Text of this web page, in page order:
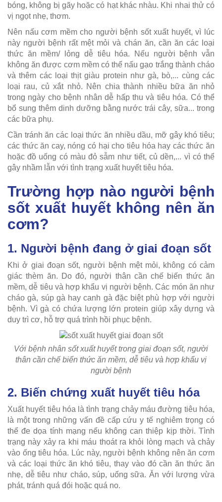
bóng, không bị gãy hoặc có hạt khác nhàu. Khi nhai thử có
vị ngọt nhẹ, thơm.
Nên nấu cơm mềm cho người bệnh sốt xuất huyết, vì lúc
này người bệnh rất mệt mỏi và chán ăn, cần ăn các loại
thức ăn mềm/ lỏng dễ tiêu hóa. Nếu người bệnh vẫn
không ăn được cơm mềm có thể nấu gạo trắng thành cháo
và thêm các loại thịt giàu protein như gà, bò,... cùng các
loại rau, củ xắt nhỏ. Nên chia thành nhiều bữa ăn nhỏ
trong ngày cho bệnh nhân dễ hấp thu và tiêu hóa. Có thể
bổ sung thêm dinh dưỡng bằng nước trái cây, sữa... trong
các bữa phụ.
Cần tránh ăn các loại thức ăn nhiều dầu, mỡ gây khó tiêu;
các thức ăn cay, nóng có hại cho tiêu hóa hay các thức ăn
hoặc đồ uống có màu đỏ sẫm như tiết, củ dền,... vì có thể
gây nhầm lẫn với tình trạng xuất huyết tiêu hóa.
Trường hợp nào người bệnh
sốt xuất huyết không nên ăn
cơm?
1. Người bệnh đang ở giai đoạn sốt
Khi ở giai đoạn sốt, người bệnh mệt mỏi, không có cảm
giác thèm ăn. Do đó, người thân cần chế biến thức ăn
mềm, dễ tiêu và hợp khẩu vị người bệnh. Các món ăn như
cháo gà, súp gà hay canh gà đặc biệt phù hợp với người
bệnh. Vì gà có chứa lượng lớn protein giúp xây dựng và
duy trì cơ, hỗ trợ quá trình hồi phục bệnh.
Với bệnh nhân sốt xuất huyết trong giai đoạn sốt, người
thân cần chế biến thức ăn mềm, dễ tiêu và hợp khẩu vị
người bệnh
2. Biến chứng xuất huyết tiêu hóa
Xuất huyết tiêu hóa là tình trạng chảy máu đường tiêu hóa,
là một trong những vấn đề cấp cứu y tế nghiêm trọng có
thể đe dọa tính mạng nếu không can thiệp kịp thời. Tình
trạng này xảy ra khi máu thoát ra khỏi lòng mạch và chảy
vào ống tiêu hóa. Lúc này, người bệnh không nên ăn cơm
và các loại thức ăn khó tiêu, thay vào đó cần ăn thức ăn
nhẹ, dễ tiêu như cháo, súp, uống sữa. Ăn với lượng vừa
phát, tránh quá đói hoặc quá no.